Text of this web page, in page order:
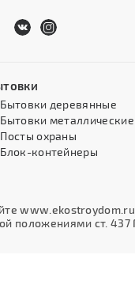
деревянные
металлические
охраны
контейнеры
положениями ст.